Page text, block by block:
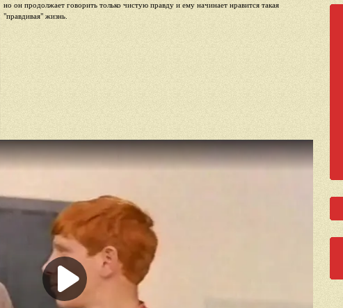
но он продолжает говорить только чистую правду и ему начинает нравится такая
"правдивая" жизнь.